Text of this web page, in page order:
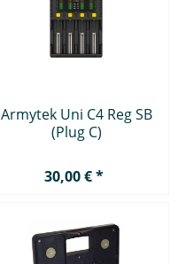
Armytek Uni C4 Reg SB
(Plug C)
30,00 € *